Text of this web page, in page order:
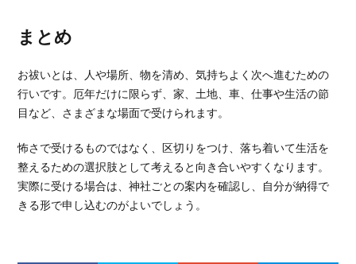
まとめ
お祓いとは、人や場所、物を清め、気持ちよく次へ進むための
行いです。厄年だけに限らず、家、土地、車、仕事や生活の節
目など、さまざまな場面で受けられます。
怖さで受けるものではなく、区切りをつけ、落ち着いて生活を
整えるための選択肢として考えると向き合いやすくなります。
実際に受ける場合は、神社ごとの案内を確認し、自分が納得で
きる形で申し込むのがよいでしょう。